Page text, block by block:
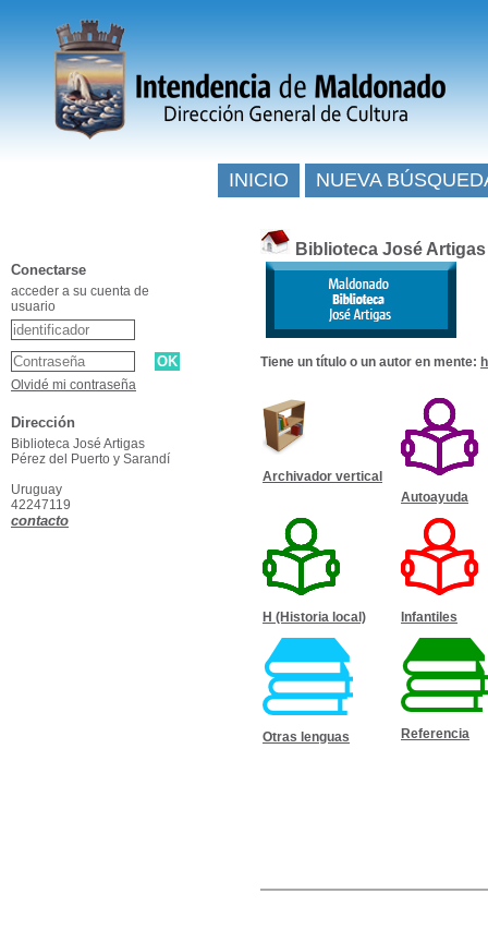
Biblioteca José
Tiene un título o un autor en mente:
Archivador vertical
Autoayuda
H (Historia local) Infantiles
Otras lenguas Referencia
INICIO NUEVA
Conectarse
acceder a su cuenta de
usuario
Olvidé mi contraseña
Dirección
Biblioteca José Artigas
Pérez del Puerto y Sarandí
Uruguay
42247119
contacto